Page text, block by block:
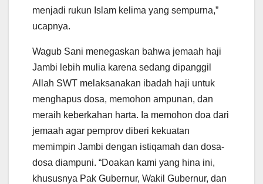
menjadi rukun Islam kelima yang sempurna,”
ucapnya.
Wagub Sani menegaskan bahwa jemaah haji
Jambi lebih mulia karena sedang dipanggil
Allah SWT melaksanakan ibadah haji untuk
menghapus dosa, memohon ampunan, dan
meraih keberkahan harta. Ia memohon doa dari
jemaah agar pemprov diberi kekuatan
memimpin Jambi dengan istiqamah dan dosa-
dosa diampuni. “Doakan kami yang hina ini,
khususnya Pak Gubernur, Wakil Gubernur, dan